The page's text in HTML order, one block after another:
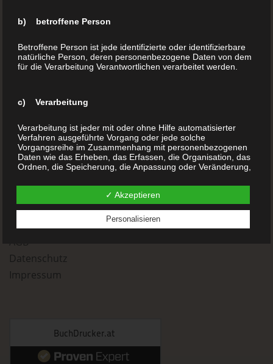
Buchladen
Blog
Chroniken
Sachbücher
Reisetagebücher
Gedichtsbücher
Kontakt
Bewertung
AGB
Datenschutz
Impressum
b) betroffene Person
Betroffene Person ist jede identifizierte oder identifizierbare
natürliche Person, deren personenbezogene Daten von dem
für die Verarbeitung Verantwortlichen verarbeitet werden.
c) Verarbeitung
Verarbeitung ist jeder mit oder ohne Hilfe automatisierter
Verfahren ausgeführte Vorgang oder jede solche
Vorgangsreihe im Zusammenhang mit personenbezogenen
Daten wie das Erheben, das Erfassen, die Organisation, das
Ordnen, die Speicherung, die Anpassung oder Veränderung,
Offenlegung durch Übermittlung, Verbreitung oder eine
andere Form der Bereitstellung, den Abgleich oder die
Verknüpfung, die Einschränkung, das Löschen oder die
Einschränkung der Verarbeitung ist die Markierung
e) Profiling
Profiling ist jede Art der automatisierten Verarbeitung
✓ Akzeptieren
Personalisieren